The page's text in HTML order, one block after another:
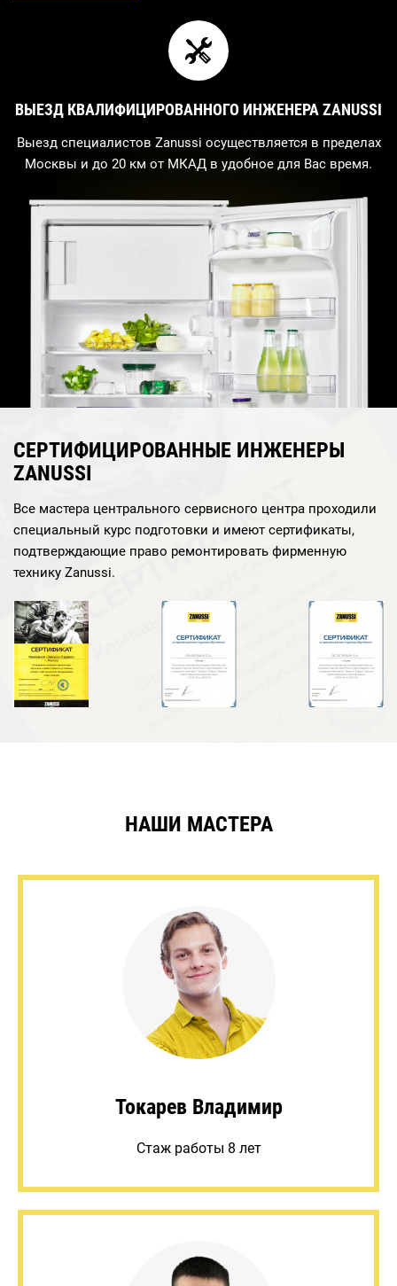
ВЫЕЗД КВАЛИФИЦИРОВАННОГО ИНЖЕНЕРА ZANUSSI
Выезд специалистов Zanussi осуществляется в пределах
Москвы и до 20 км от МКАД в удобное для Вас время.
СЕРТИФИЦИРОВАННЫЕ ИНЖЕНЕРЫ
ZANUSSI
Все мастера центрального сервисного центра проходили
специальный курс подготовки и имеют сертификаты,
подтверждающие право ремонтировать фирменную
технику Zanussi.
НАШИ МАСТЕРА
Токарев Владимир
Стаж работы 8 лет